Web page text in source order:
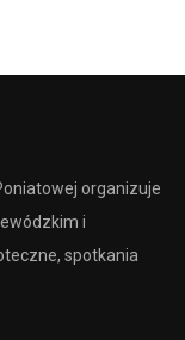
organizuje
i
spotkania